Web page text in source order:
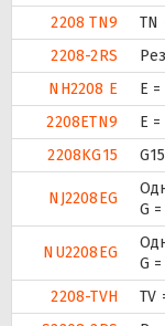
2208 TN9
TN
2208-2RS
NH2208 E
Е
2208ETN9
E
2208KG15
NJ2208EG
G
NU2208EG
G
2208-TVH
TV